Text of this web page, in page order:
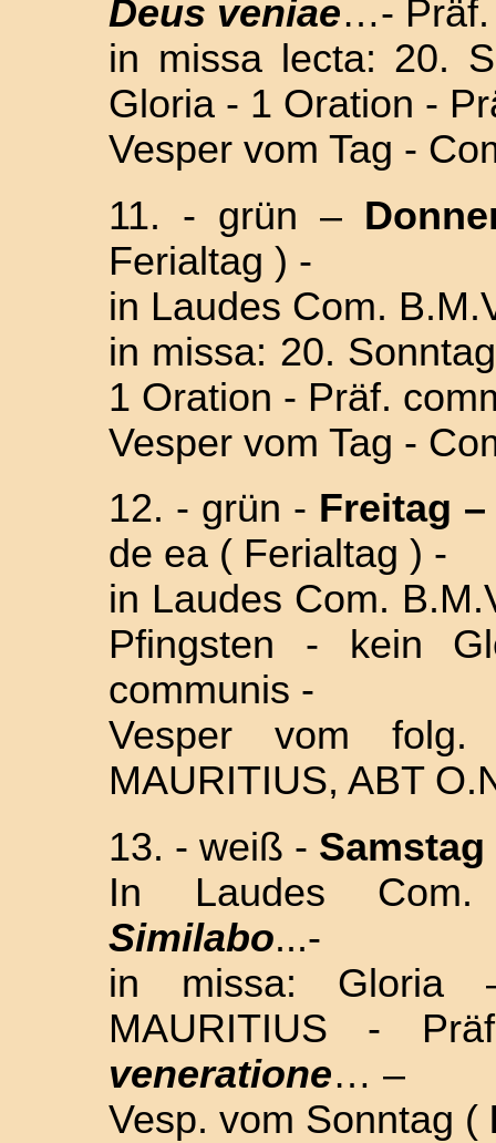
Deus veniae…- Präf.
in missa lecta: 20.
Gloria - 1 Oration -
Vesper vom Tag -
11. - grün –
Ferialtag ) -
in Laudes Com.
in missa: 20.
1 Oration - Präf.
Vesper vom Tag -
12. - grün - Freitag –
de ea ( Ferialtag ) -
in Laudes Com.
Pfingsten - kein
communis -
Vesper vom
MAURITIUS, ABT
13. - weiß - Samstag
In Laudes
Similabo...-
in missa: Gloria
MAURITIUS
-
veneratione… –
Vesp. vom Sonntag (